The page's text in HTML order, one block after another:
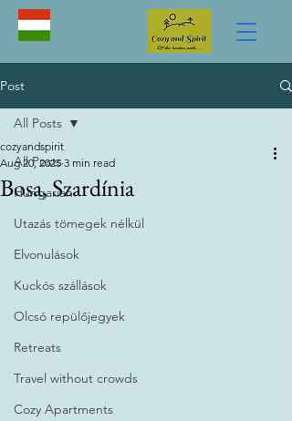
Post
All Posts
Hungarian
Utazás tömegek nélkül
Elvonulások
Kuckós szállások
Olcsó repülőjegyek
Retreats
Travel without crowds
Cozy Apartments
All Posts
Bosa, Szardínia
cozyandspirit
Aug 20, 2025 3 min read